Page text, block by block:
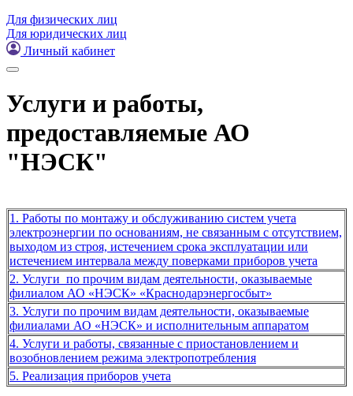
Для физических лиц
Для юридических лиц
Личный кабинет
Услуги и работы,
предоставляемые АО
"НЭСК"
1. Работы по монтажу и обслуживанию систем учета
электроэнергии по основаниям, не связанным с отсутствием,
выходом из строя, истечением срока эксплуатации или
истечением интервала между поверками приборов учета
2. Услуги по прочим видам деятельности, оказываемые
филиалом АО «НЭСК» «Краснодарэнергосбыт»
3. Услуги по прочим видам деятельности, оказываемые
филиалами АО «НЭСК» и исполнительным аппаратом
4. Услуги и работы, связанные с приостановлением и
возобновлением режима электропотребления
5. Реализация приборов учета